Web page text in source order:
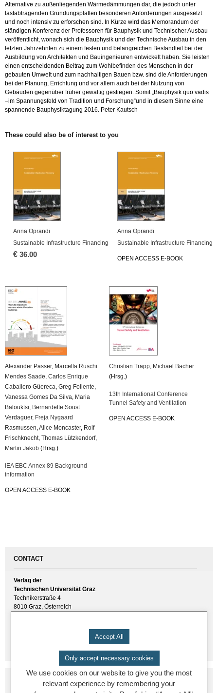
Alternative zu außenliegenden Wärmedämmungen dar, die jedoch unter
lastabtragenden Gründungsplatten besonderen Anforderungen ausgesetzt
und noch intensiv zu erforschen sind. In Kürze wird das Memorandum der
ständigen Konferenz der Professoren für Bauphysik und Technischer Ausbau
veröffentlicht, wonach sich die Bauphysik und der Technische Ausbau in den
letzten Jahrzehnten zu einem festen und belangreichen Bestandteil bei der
Ausbildung von Architekten und Bauingenieuren entwickelt haben. Sie leisten
einen entscheidenden Beitrag zum Wohlbeﬁnden des Menschen in der
gebauten Umwelt und zum nachhaltigen Bauen bzw. sind die Anforderungen
bei der Planung, Errichtung und vor allem auch bei der Nutzung von
Gebäuden gegenüber früher gewaltig gestiegen. Somit „Bauphysik quo vadis
–im Spannungsfeld von Tradition und Forschung“und in diesem Sinne eine
spannende Bauphysiktagung 2016. Peter Kautsch
These could also be of interest to you
Anna Oprandi
Sustainable Infrastructure Financing
€ 36.00
Anna Oprandi
Sustainable Infrastructure Financing
OPEN ACCESS E-BOOK
Alexander Passer, Marcella Ruschi
Mendes Saade Carlos Enrique
Caballero Güereca Greg Foliente
Vanessa Gomes Da Silva Maria
Balouktsi Bernardette Soust
Verdaguer, Freja Nygaard
Rasmussen Alice Moncaster, Rolf
Frischknecht Thomas Lützkendorf,
Martin Jakob (Hrsg.)
IEA EBC Annex 89 Background
information
OPEN ACCESS E-BOOK
Christian Trapp Michael Bacher
(Hrsg.)
13th International Conference
Tunnel Safety and Ventilation
OPEN ACCESS E-BOOK
CONTACT
Verlag der
Technischen Universität Graz
Technikerstraße 4
8010 Graz, Österreich
Accept All
Only accept necessary cookies
We use cookies on our website to give you the most
relevant experience by remembering your